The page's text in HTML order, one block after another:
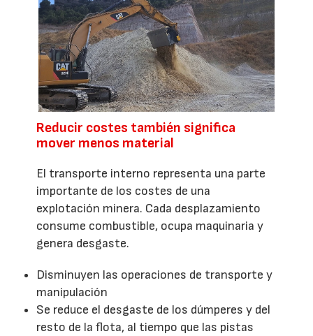
Reducir costes también significa
mover menos material
El transporte interno representa una parte
importante de los costes de una
explotación minera. Cada desplazamiento
consume combustible, ocupa maquinaria y
genera desgaste.
Disminuyen las operaciones de transporte y
manipulación
Se reduce el desgaste de los dúmperes y del
resto de la flota, al tiempo que las pistas